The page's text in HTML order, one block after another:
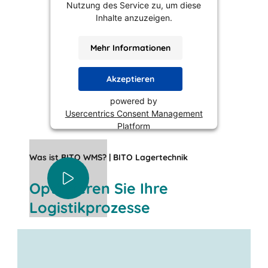
Nutzung des Service zu, um diese
Inhalte anzuzeigen.
Mehr Informationen
Akzeptieren
powered by
Usercentrics Consent Management
Platform
Was ist BITO WMS? | BITO Lagertechnik
Optimieren Sie Ihre
Logistikprozesse